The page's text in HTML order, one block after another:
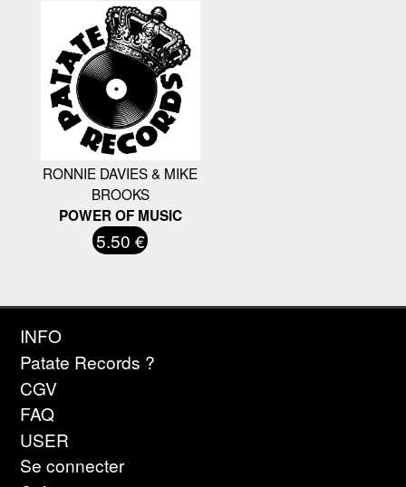
RONNIE DAVIES & MIKE
BROOKS
POWER OF MUSIC
5.50 €
INFO
Patate Records ?
CGV
FAQ
USER
Se connecter